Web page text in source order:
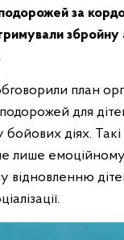
за
збройну
план
для
діях. Такі
лише
відновленню